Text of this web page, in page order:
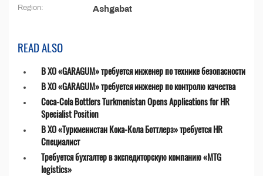
Region: Ashgabat
READ ALSO
В ХО «GARAGUM» требуется инженер по технике безопасности
В ХО «GARAGUM» требуется инженер по контролю качества
Coca-Cola Bottlers Turkmenistan Opens Applications for HR
Specialist Position
В ХО «Туркменистан Кока-Кола Боттлерз» требуется HR
Специалист
Требуется бухгалтер в экспедиторскую компанию «MTG
logistics»